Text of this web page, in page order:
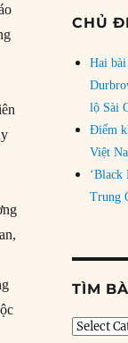
CHỦ
Hai
lộ Sài
Điểm
Việt
‘Black
Trung
TÌM
Tìm